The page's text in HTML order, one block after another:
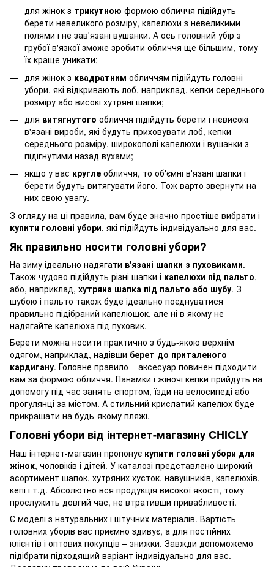
для жінок з трикутною формою обличчя підійдуть
берети невеликого розміру, капелюхи з невеликими
полями і не зав'язані вушанки. А ось головний убір з
грубої в'язкої зможе зробити обличчя ще більшим, тому
їх краще уникати;
для жінок з квадратним обличчям підійдуть головні
убори, які відкривають лоб, наприклад, кепки середнього
розміру або високі хутряні шапки;
для витягнутого обличчя підійдуть берети і невисокі
в'язані вироби, які будуть приховувати лоб, кепки
середнього розміру, широкополі капелюхи і вушанки з
підігнутими назад вухами;
якщо у вас кругле обличчя, то об'ємні в'язані шапки і
берети будуть витягувати його. Тож варто звернути на
них свою увагу.
З огляду на ці правила, вам буде значно простіше вибрати і
купити головні убори, які підійдуть індивідуально для вас.
Як правильно носити головні убори?
На зиму ідеально надягати в'язані шапки з пуховиками.
Також чудово підійдуть різні шапки і капелюхи під пальто,
або, наприклад, хутряна шапка під пальто або шубу. З
шубою і пальто також буде ідеально поєднуватися
правильно підібраний капелюшок, але ні в якому не
надягайте капелюха під пуховик.
Берети можна носити практично з будь-якою верхнім
одягом, наприклад, надівши берет до приталеного
кардигану. Головне правило – аксесуар повинен підходити
вам за формою обличчя. Панамки і жіночі кепки прийдуть на
допомогу під час занять спортом, їзди на велосипеді або
прогулянці за містом. А стильний крислатий капелюх буде
прикрашати на будь-якому пляжі.
Головні убори від інтернет-магазину CHICLY
Наш інтернет-магазин пропонує купити головні убори для
жінок, чоловіків і дітей. У каталозі представлено широкий
асортимент шапок, хутряних хусток, навушників, капелюхів,
кепі і т.д. Абсолютно вся продукція високої якості, тому
прослужить довгий час, не втративши привабливості.
Є моделі з натуральних і штучних матеріалів. Вартість
головних уборів вас приємно здивує, а для постійних
клієнтів і оптових покупців – знижки. Завжди допоможемо
підібрати підходящий варіант індивідуально для вас.